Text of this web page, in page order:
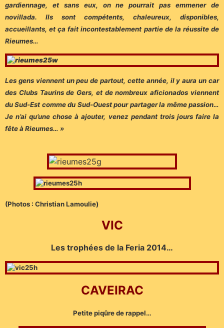
gardiennage, et sans eux, on ne pourrait pas emmener de
novillada. Ils sont compétents, chaleureux, disponibles,
accueillants, et ça fait incontestablement partie de la réussite de
Rieumes…
Les gens viennent un peu de partout, cette année, il y aura un car
des Clubs Taurins de Gers, et de nombreux aficionados viennent
du Sud-Est comme du Sud-Ouest pour partager la même passion…
Je n’ai qu’une chose à ajouter, venez pendant trois jours faire la
fête à Rieumes… »
(Photos : Christian Lamoulie)
VIC
Les trophées de la Feria 2014…
CAVEIRAC
Petite piqûre de rappel…